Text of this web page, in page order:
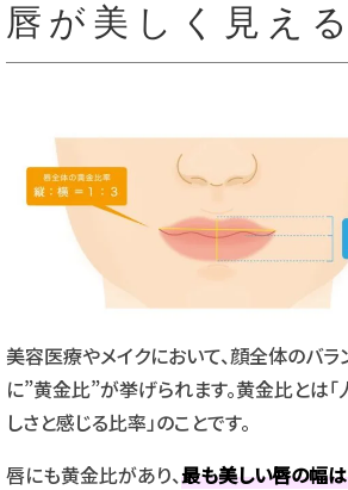
唇が美しく見え
美容医療やメイクにおいて、顔全体のバ
に”黄金比”が挙げられます。黄金比とは
しさと感じる比率」のことです。
唇にも黄金比があり、最も美しい唇の幅は